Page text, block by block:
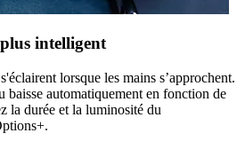
intelligent
lorsque les mains s’approchent.
baisse automatiquement en fonction de
la durée et la luminosité du